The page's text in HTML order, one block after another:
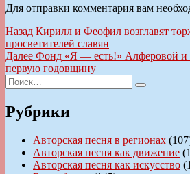
Для отправки комментария вам
Навигация
по
записям
Назад Предыдущая
запись:
Кирилл и Феофил возглавят
просветителей славян
Далее Следующая
запись:
Фонд «Я — есть!» Алферовой и
первую годовщину
Искать:
Поиск
Рубрики
Авторская песня в регионах
Авторская песня как движение
Авторская песня как искусство